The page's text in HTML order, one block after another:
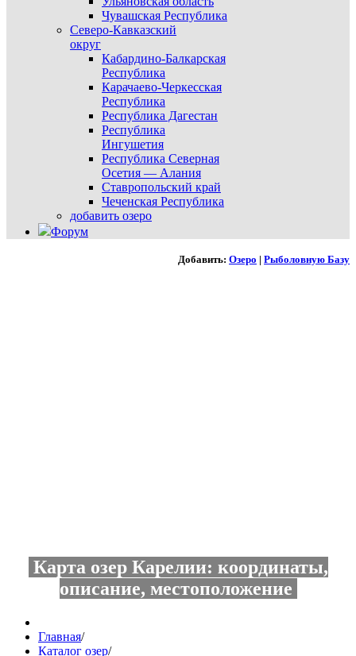
Чувашская Республика
Северо-Кавказский
округ
Кабардино-Балкарская
Республика
Карачаево-Черкесская
Республика
Республика Дагестан
Республика
Ингушетия
Республика Северная
Осетия — Алания
Ставропольский край
Чеченская Республика
добавить озеро
Форум
Добавить: Озеро | Рыболовную Базу
Карта озер Карелии: координаты,
описание, местоположение
Главная/
Каталог озер/